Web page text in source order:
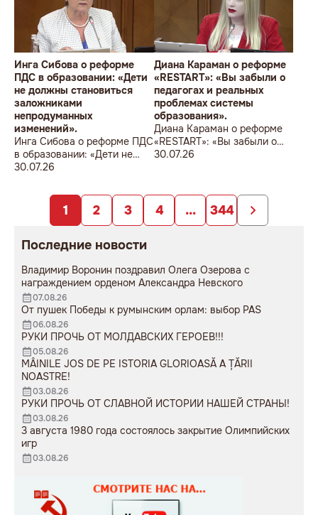
Инга Сибова о реформе
ПДС в образовании: «Дети
не должны становиться
заложниками
непродуманных
изменений».
Инга Сибова о реформе ПДС
в образовании: «Дети не
должны становиться
непродуманных изменений».
30.07.26
Диана Караман о реформе
«RESTART»: «Вы забыли о
педагогах и реальных
проблемах системы
образования».
Диана Караман о реформе
«RESTART»: «Вы забыли о
педагогах и реальных
30.07.26
1 2 3 4 ... 344
Последние новости
Владимир Воронин поздравил Олега Озерова с
награждением орденом Александра Невского
07.08.26
От пушек Победы к румынским орлам: выбор PAS
06.08.26
РУКИ ПРОЧЬ ОТ МОЛДАВСКИХ ГЕРОЕВ!!!
05.08.26
MÂINILE JOS DE PE ISTORIA GLORIOASĂ A ȚĂRII
NOASTRE!
03.08.26
РУКИ ПРОЧЬ ОТ СЛАВНОЙ ИСТОРИИ НАШЕЙ СТРАНЫ!
03.08.26
3 августа 1980 года состоялось закрытие Олимпийских
игр
03.08.26